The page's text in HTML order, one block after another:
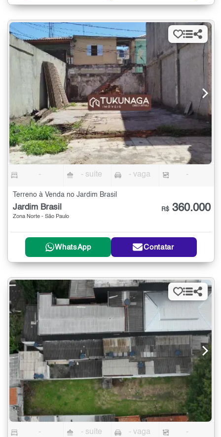
- - suíte - vaga -
Terreno à Venda no Jardim Brasil
Jardim Brasil
Zona Norte - São Paulo
R$ 360.000
WhatsApp Contatar
- - suíte - vaga -